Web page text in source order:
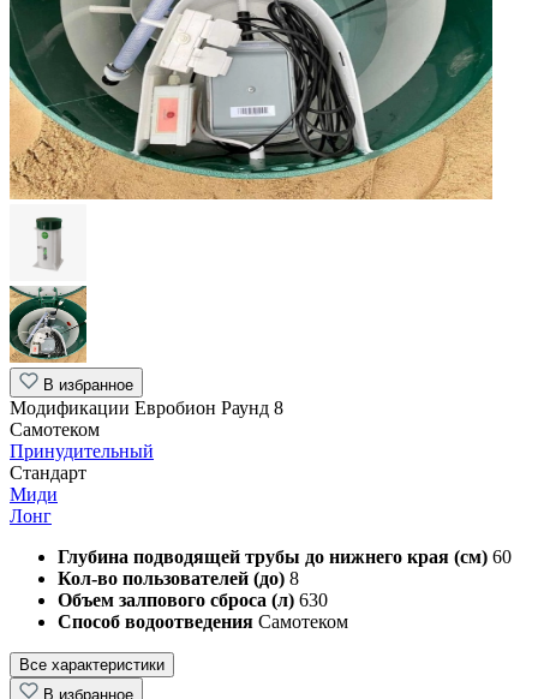
В избранное
Модификации Евробион Раунд 8
Самотеком
Принудительный
Стандарт
Миди
Лонг
Глубина подводящей трубы до нижнего края (см) 60
Кол-во пользователей (до) 8
Объем залпового сброса (л) 630
Способ водоотведения Самотеком
Все характеристики
В избранное